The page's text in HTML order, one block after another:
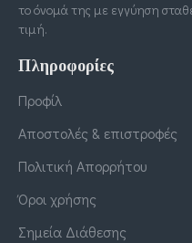
το όνομά της με εγγύηση
τιμή.
Πληροφορίες
Προφίλ
Αποστολές & επιστροφές
Πολιτική Απορρήτου
Όροι χρήσης
Σημεία Διάθεσης